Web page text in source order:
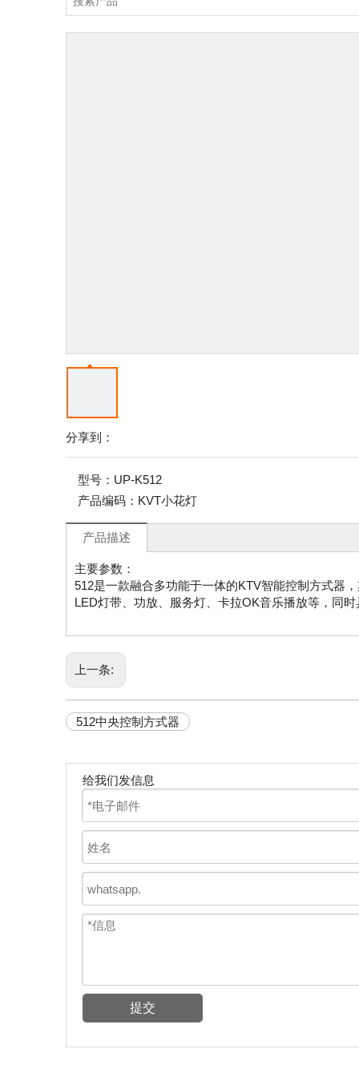
分享到：
型号： UP-K512
产品编码： KVT小花灯
产品描述
主要参数：
512是一款融合多功能于一体的KTV智能控制方式器
LED灯带、功放、服务灯、卡拉OK音乐播放等，同
上一条:
512中央控制方式器
给我们发信息
提交